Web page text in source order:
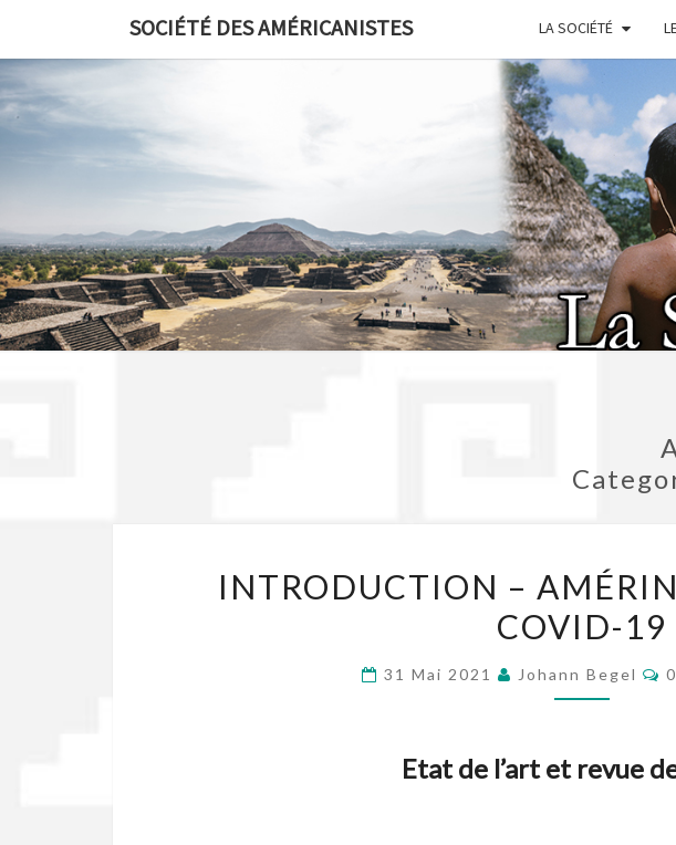
content
SOCIÉTÉ DES AMÉRICANISTES LA SOCIÉTÉ
–
AU
19
INTRODUCTION –
COVID-19
31 Mai 2021 Johann Begel
Etat de l’art et revue